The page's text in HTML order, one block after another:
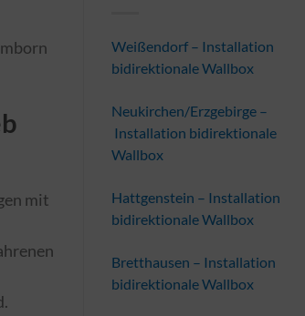
mit
Weißendorf – Installation
bidirektionale Wallbox
Neukirchen/Erzgebirge –
Installation bidirektionale
Wallbox
Hattgenstein – Installation
bidirektionale Wallbox
Bretthausen – Installation
bidirektionale Wallbox